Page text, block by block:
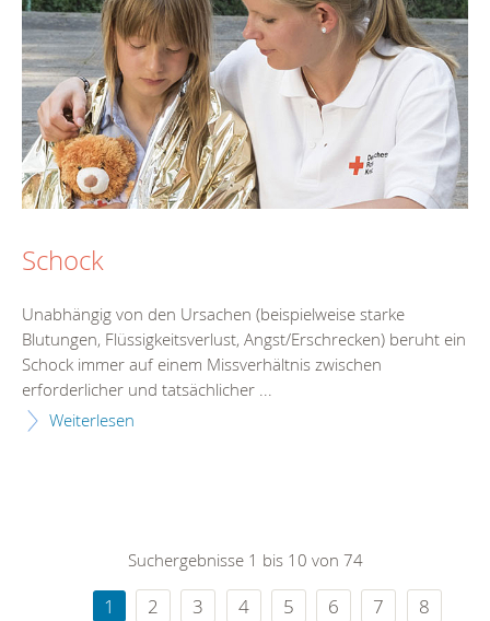
Schock
Unabhängig von den Ursachen (beispielweise starke
Blutungen, Flüssigkeitsverlust, Angst/Erschrecken) beruht ein
Schock immer auf einem Missverhältnis zwischen
erforderlicher und tatsächlicher ...
Weiterlesen
Suchergebnisse 1 bis 10 von 74
1 2 3 4 5 6 7
8